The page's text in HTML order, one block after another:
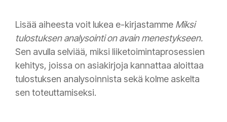
Lisää aiheesta voit lukea e-kirjastamme Miksi
tulostuksen analysointi on avain menestykseen.
Sen avulla selviää, miksi liiketoimintaprosessien
kehitys, joissa on asiakirjoja kannattaa aloittaa
tulostuksen analysoinnista sekä kolme askelta
sen toteuttamiseksi.